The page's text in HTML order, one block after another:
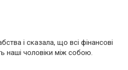
і сказала, що всі фінансові
наші чоловіки між собою.